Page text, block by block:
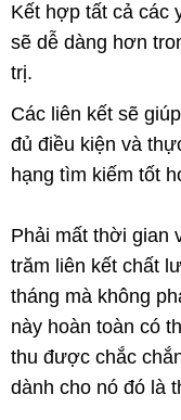
Kết hợp tất cả các
sẽ dễ dàng hơn
trị.
Các liên kết sẽ
đủ điều kiện và
hạng tìm kiếm tốt
Phải mất thời gian
trăm liên kết chất
tháng mà không
này hoàn toàn có
thu được chắc
dành cho nó đó là